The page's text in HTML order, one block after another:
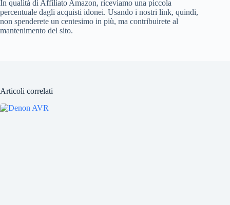
In qualità di Affiliato Amazon, riceviamo una piccola
percentuale dagli acquisti idonei. Usando i nostri link, quindi,
non spenderete un centesimo in più, ma contribuirete al
mantenimento del sito.
Articoli correlati